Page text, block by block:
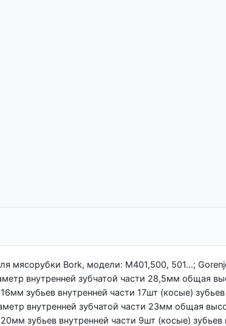
мясорубки Bork, модели: M401,500, 501...;
внутренней зубчатой части 28,5мм общая
зубьев внутренней части 17шт (косые)
внутренней зубчатой части 23мм общая
зубьев внутренней части 9шт (косые)